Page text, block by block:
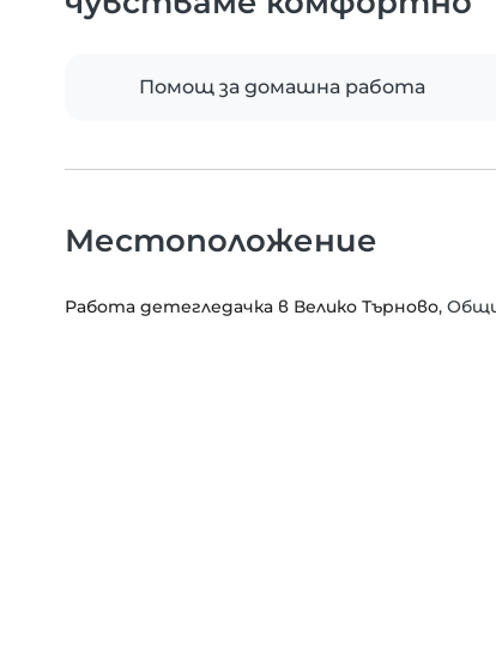
Помощ за домашна работа
Местоположение
Работа детегледачка в Велико Търново,